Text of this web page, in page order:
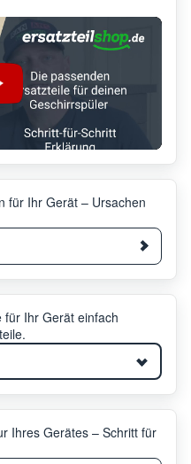
für Ihr Gerät – Ursachen
für Ihr Gerät einfach
Ihres Gerätes – Schritt für